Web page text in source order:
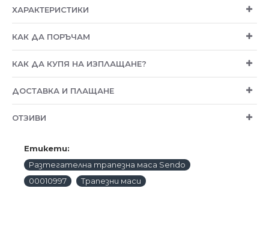
ХАРАКТЕРИСТИКИ
КАК ДА ПОРЪЧАМ
КАК ДА КУПЯ НА ИЗПЛАЩАНЕ?
ДОСТАВКА И ПЛАЩАНЕ
ОТЗИВИ
Етикети:
Разтегателна трапезна маса Sendo
00010997
Трапезни маси